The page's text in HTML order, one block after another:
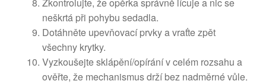
neškrtá při pohybu sedadla.
Dotáhněte upevňovací prvky a vraťte zpět
všechny krytky.
Vyzkoušejte sklápění/opírání v celém rozsahu a
ověřte, že mechanismus drží bez nadměrné vůle.